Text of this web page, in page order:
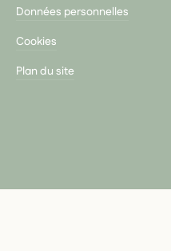
Données personnelles
Cookies
Plan du site